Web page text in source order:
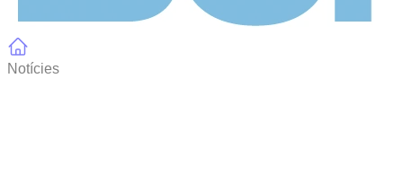
Notícies